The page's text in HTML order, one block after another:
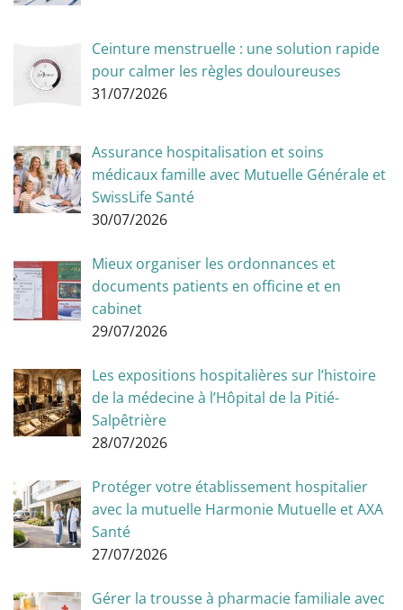
Ceinture menstruelle : une solution rapide
pour calmer les règles douloureuses
31/07/2026
Assurance hospitalisation et soins
médicaux famille avec Mutuelle Générale et
SwissLife Santé
30/07/2026
Mieux organiser les ordonnances et
documents patients en officine et en
cabinet
29/07/2026
Les expositions hospitalières sur l’histoire
de la médecine à l’Hôpital de la Pitié-
Salpêtrière
28/07/2026
Protéger votre établissement hospitalier
avec la mutuelle Harmonie Mutuelle et AXA
Santé
27/07/2026
Gérer la trousse à pharmacie familiale avec